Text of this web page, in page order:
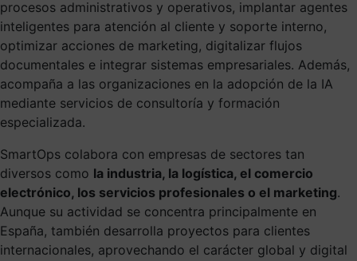
procesos administrativos y operativos, implantar agentes
inteligentes para atención al cliente y soporte interno,
optimizar acciones de marketing, digitalizar flujos
documentales e integrar sistemas empresariales. Además,
acompaña a las organizaciones en la adopción de la IA
mediante servicios de consultoría y formación
especializada.
SmartOps colabora con empresas de sectores tan
diversos como la industria, la logística, el comercio
electrónico, los servicios profesionales o el marketing.
Aunque su actividad se concentra principalmente en
España, también desarrolla proyectos para clientes
internacionales, aprovechando el carácter global y digital